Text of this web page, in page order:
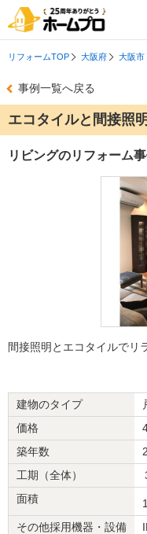
リフォームTOP 大阪府 大阪市
事例一覧へ戻る
エコタイルと間接照
リビングのリフォーム事
間接照明とエコタイルでリ
建物のタイプ
価格
築年数
工期（全体）
面積
その他採用機器・設備